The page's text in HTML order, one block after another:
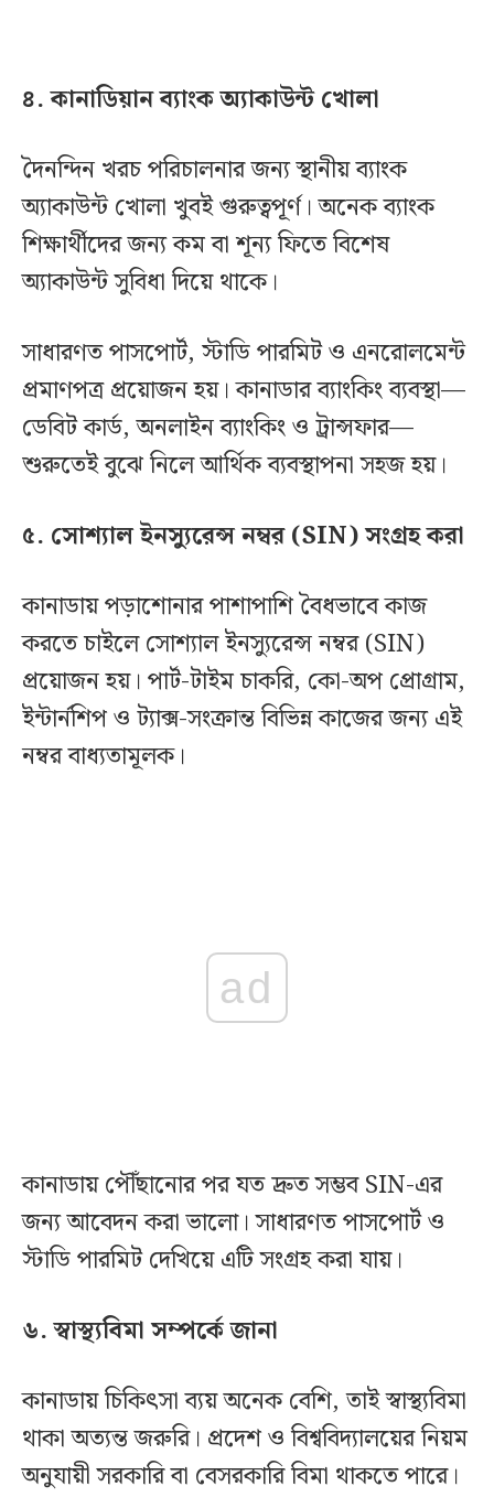
৪. কানাডিয়ান ব্যাংক অ্যাকাউন্ট খোলা
দৈনন্দিন খরচ পরিচালনার জন্য স্থানীয় ব্যাংক
অ্যাকাউন্ট খোলা খুবই গুরুত্বপূর্ণ। অনেক ব্যাংক
শিক্ষার্থীদের জন্য কম বা শূন্য ফিতে বিশেষ
অ্যাকাউন্ট সুবিধা দিয়ে থাকে।
সাধারণত পাসপোর্ট, স্টাডি পারমিট ও এনরোলমেন্ট
প্রমাণপত্র প্রয়োজন হয়। কানাডার ব্যাংকিং ব্যবস্থা—
ডেবিট কার্ড, অনলাইন ব্যাংকিং ও ট্রান্সফার—
শুরুতেই বুঝে নিলে আর্থিক ব্যবস্থাপনা সহজ হয়।
৫. সোশ্যাল ইনস্যুরেন্স নম্বর (SIN) সংগ্রহ করা
কানাডায় পড়াশোনার পাশাপাশি বৈধভাবে কাজ
করতে চাইলে সোশ্যাল ইনস্যুরেন্স নম্বর (SIN)
প্রয়োজন হয়। পার্ট-টাইম চাকরি, কো-অপ প্রোগ্রাম,
ইন্টার্নশিপ ও ট্যাক্স-সংক্রান্ত বিভিন্ন কাজের জন্য এই
নম্বর বাধ্যতামূলক।
ad
কানাডায় পৌঁছানোর পর যত দ্রুত সম্ভব SIN-এর
জন্য আবেদন করা ভালো। সাধারণত পাসপোর্ট ও
স্টাডি পারমিট দেখিয়ে এটি সংগ্রহ করা যায়।
৬. স্বাস্থ্যবিমা সম্পর্কে জানা
কানাডায় চিকিৎসা ব্যয় অনেক বেশি, তাই স্বাস্থ্যবিমা
থাকা অত্যন্ত জরুরি। প্রদেশ ও বিশ্ববিদ্যালয়ের নিয়ম
অনুযায়ী সরকারি বা বেসরকারি বিমা থাকতে পারে।